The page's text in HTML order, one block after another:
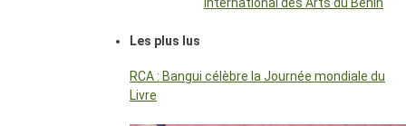
Les plus lus
RCA : Bangui célèbre la Journée mondiale du
Livre